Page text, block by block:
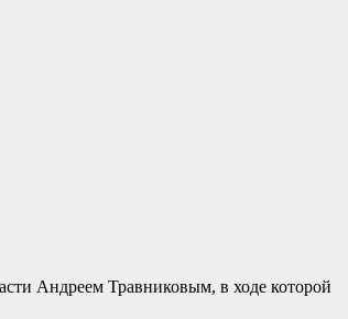
Андреем Травниковым, в ходе которой